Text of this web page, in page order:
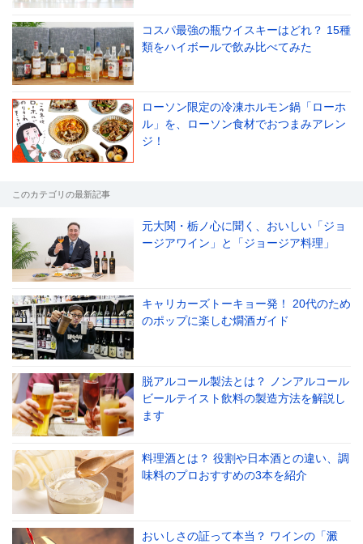
コスパ最強の瓶ウイスキーはどれ？ 15種
類をハイボールで飲み比べてみた
ローソン限定の冷凍ホルモン鍋「ローホ
ル」を、ローソン食材でおつまみアレン
ジ！
このカテゴリの最新記事
元大関・栃ノ心に聞く、おいしい「ジョ
ージアワイン」と「ジョージア料理」
キャリカーズトーキョー発！ 20代のため
のポップに楽しむ燗酒ガイド
脱アルコール製法とは？ ノンアルコール
ビールテイスト飲料の製造方法を解説し
ます
料理酒とは？ 役割や日本酒との違い、調
味料のプロおすすめの3本を紹介
おいしさの証って本当？ ワインの「澱